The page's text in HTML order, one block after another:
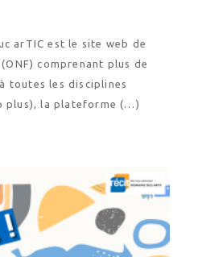
arTIC est le site web de
comprenant plus de
toutes les disciplines
plus), la plateforme (…)